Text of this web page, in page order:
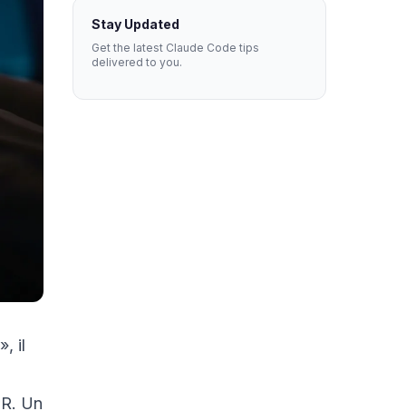
il
Un
Stay Updated
Get the latest Claude Code tips
delivered to you.